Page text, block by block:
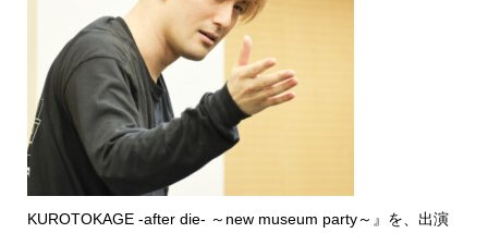
KUROTOKAGE -after die- ～new museum party～』を、出演